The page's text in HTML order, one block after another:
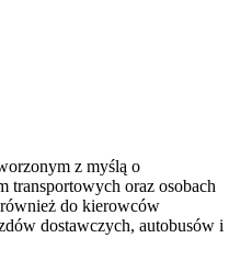
z myślą o
transportowych oraz osobach
do kierowców
dostawczych, autobusów i